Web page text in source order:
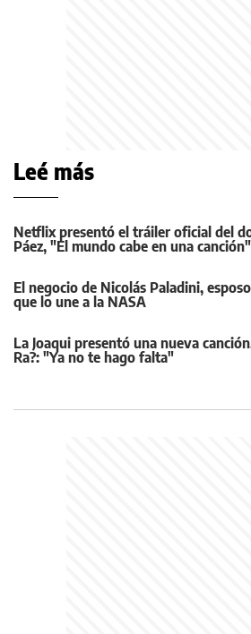
Leé más
Netflix presentó el tráiler oficial del
Páez, "El mundo cabe en una canción"
El negocio de Nicolás Paladini,
que lo une a la NASA
La Joaqui presentó una nueva
Ra?: "Ya no te hago falta"